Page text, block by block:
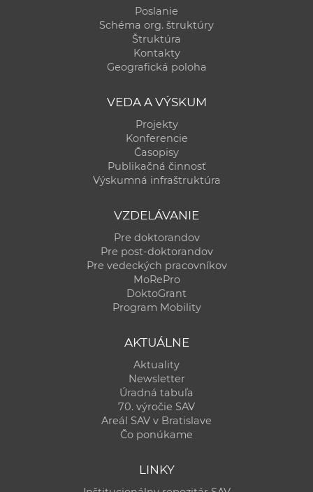
Poslanie
Schéma org. štruktúry
Štruktúra
Kontakty
Geografická poloha
VEDA A VÝSKUM
Projekty
Konferencie
Časopisy
Publikačná činnosť
Výskumná infraštruktúra
VZDELÁVANIE
Pre doktorandov
Pre post-doktorandov
Pre vedeckých pracovníkov
MoRePro
DoktoGrant
Program Mobility
AKTUÁLNE
Aktuality
Newsletter
Úradná tabuľa
70. výročie SAV
Areál SAV v Bratislave
Čo ponúkame
LINKY